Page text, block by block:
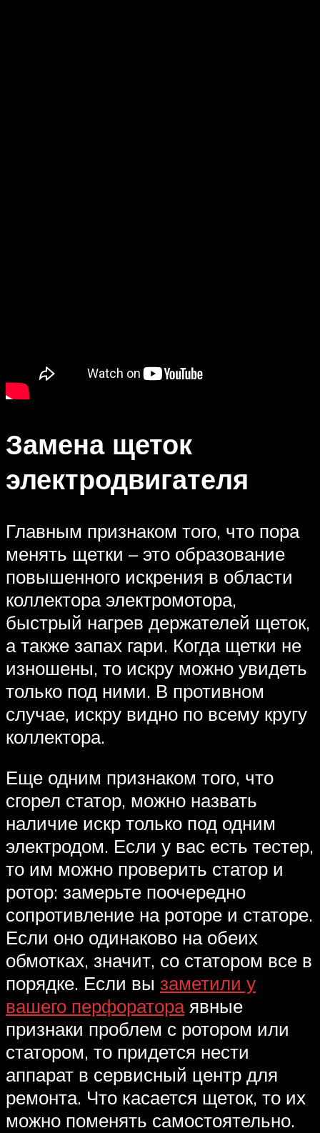
Замена щеток
электродвигателя
Главным признаком того, что пора
менять щетки – это образование
повышенного искрения в области
коллектора электромотора,
быстрый нагрев держателей щеток,
а также запах гари. Когда щетки не
изношены, то искру можно увидеть
только под ними. В противном
случае, искру видно по всему кругу
коллектора.
Еще одним признаком того, что
сгорел статор, можно назвать
наличие искр только под одним
электродом. Если у вас есть тестер,
то им можно проверить статор и
ротор: замерьте поочередно
сопротивление на роторе и статоре.
Если оно одинаково на обеих
обмотках, значит, со статором все в
порядке. Если вы заметили у
вашего перфоратораявные
признаки проблем с ротором или
статором, то придется нести
аппарат в сервисный центр для
ремонта. Что касается щеток, то их
можно поменять самостоятельно.